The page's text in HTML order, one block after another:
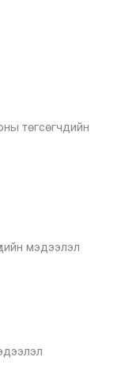
төгсөгчдийн
мэдээлэл